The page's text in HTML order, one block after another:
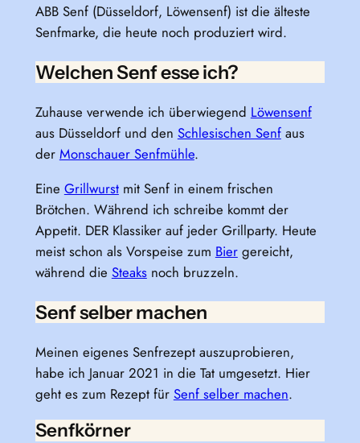
ABB Senf (Düsseldorf, Löwensenf) ist die älteste
Senfmarke, die heute noch produziert wird.
Welchen Senf esse ich?
Zuhause verwende ich überwiegend Löwensenf
aus Düsseldorf und den Schlesischen Senfaus
der Monschauer Senfmühle.
Eine Grillwurstmit Senf in einem frischen
Brötchen. Während ich schreibe kommt der
Appetit. DER Klassiker auf jeder Grillparty. Heute
meist schon als Vorspeise zum Biergereicht,
während die Steaksnoch bruzzeln.
Senf selber machen
Meinen eigenes Senfrezept auszuprobieren,
habe ich Januar 2021 in die Tat umgesetzt. Hier
geht es zum Rezept für Senf selber machen.
Senfkörner